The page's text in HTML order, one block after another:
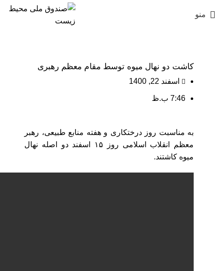
منو
کاشت دو نهال میوه توسط مقام معظم رهبری
اسفند 22, 1400
7:46 ب.ظ
به مناسبت روز درختکاری و هفته منابع طبیعی، رهبر
معظم انقلاب اسلامی روز ۱۵ اسفند دو اصله نهال
میوه کاشتند.